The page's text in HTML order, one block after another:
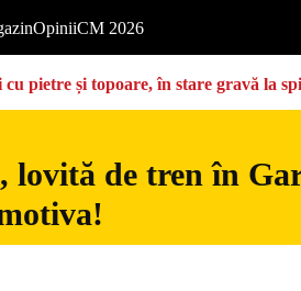
OpiniiCM 2026
cu pietre și topoare, în stare gravă la
lovită de tren în